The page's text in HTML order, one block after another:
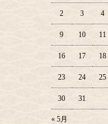
« 5月
2 3 4
9 10 11
16 17 18
23 24 25
30 31